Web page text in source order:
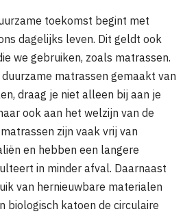
toekomst begint met
dagelijks leven. Dit geldt ook
we gebruiken, zoals matrassen.
matrassen gemaakt van
draag je niet alleen bij aan je
ook aan het welzijn van de
zijn vaak vrij van
en hebben een langere
in minder afval. Daarnaast
van hernieuwbare materialen
biologisch katoen de circulaire